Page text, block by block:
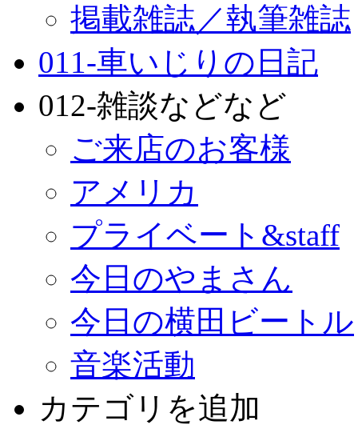
掲載雑誌／執筆雑誌
011-車いじりの日記
012-雑談などなど
ご来店のお客様
アメリカ
プライベート&staff
今日のやまさん
今日の横田ビートル
音楽活動
カテゴリを追加